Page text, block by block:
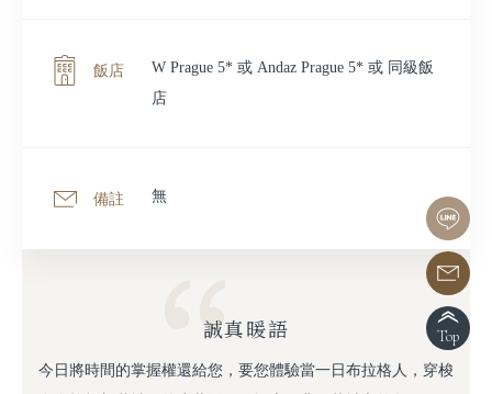
飯店
W Prague 5* 或 Andaz Prague 5* 或 同級飯
店
備註 無
誠真暖語
今日將時間的掌握權還給您，要您體驗當一日布拉格人，穿梭
Top